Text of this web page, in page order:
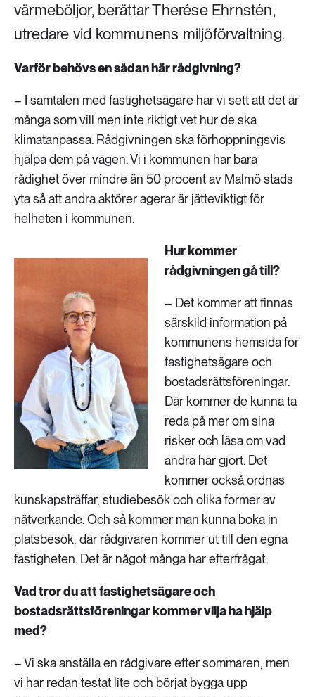
värmeböljor, berättar Therése Ehrnstén,
utredare vid kommunens miljöförvaltning.
Varför behövs en sådan här rådgivning?
– I samtalen med fastighetsägare har vi sett att det är
många som vill men inte riktigt vet hur de ska
klimatanpassa. Rådgivningen ska förhoppningsvis
hjälpa dem på vägen. Vi i kommunen har bara
rådighet över mindre än 50 procent av Malmö stads
yta så att andra aktörer agerar är jätteviktigt för
helheten i kommunen.
Hur kommer
rådgivningen gå till?
– Det kommer att finnas
särskild information på
kommunens hemsida för
fastighetsägare och
bostadsrättsföreningar.
Där kommer de kunna ta
reda på mer om sina
risker och läsa om vad
andra har gjort. Det
kommer också ordnas
kunskapsträffar, studiebesök och olika former av
nätverkande. Och så kommer man kunna boka in
platsbesök, där rådgivaren kommer ut till den egna
fastigheten. Det är något många har efterfrågat.
Vad tror du att fastighetsägare och
bostadsrättsföreningar kommer vilja ha hjälp
med?
– Vi ska anställa en rådgivare efter sommaren, men
vi har redan testat lite och börjat bygga upp